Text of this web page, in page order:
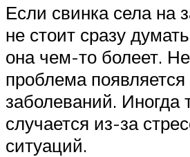
Если свинка села на
не стоит сразу
она чем-то болеет.
проблема появляется
заболеваний. Иногда
случается из-за
ситуаций.